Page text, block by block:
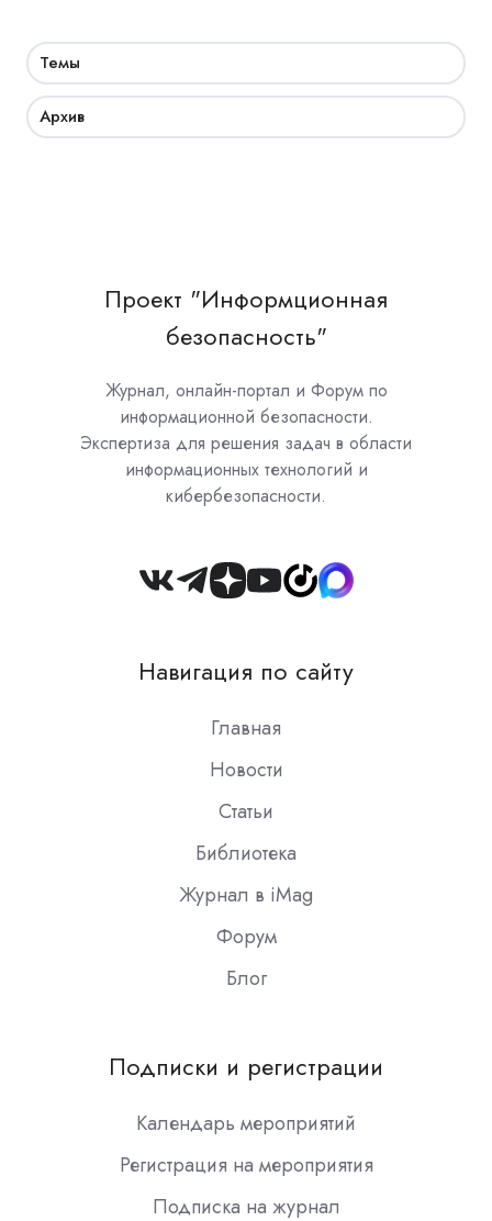
Темы
Архив
Проект "Информционная
безопасность"
Журнал, онлайн-портал и Форум по
информационной безопасности.
Экспертиза для решения задач в области
информационных технологий и
кибербезопасности.
Join
Slack
Навигация по сайту
Главная
Новости
Статьи
Библиотека
Журнал в iMag
Форум
Блог
Подписки и регистрации
Календарь мероприятий
Регистрация на мероприятия
Подписка на журнал